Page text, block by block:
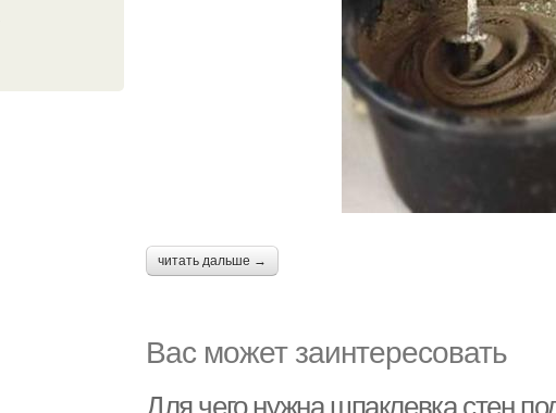
читать дальше →
Вас может заинтересовать
Для чего нужна шпаклевка стен